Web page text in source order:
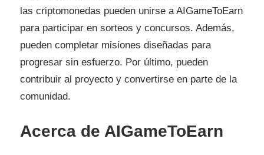
las criptomonedas pueden unirse a AIGameToEarn
para participar en sorteos y concursos. Además,
pueden completar misiones diseñadas para
progresar sin esfuerzo. Por último, pueden
contribuir al proyecto y convertirse en parte de la
comunidad.
Acerca de AIGameToEarn